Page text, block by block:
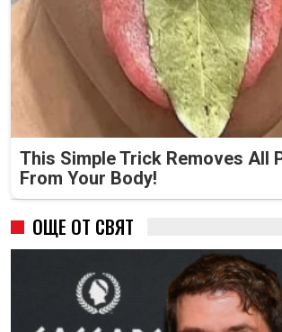
This Simple Trick Removes All
From Your Body!
ОЩЕ ОТ СВЯТ